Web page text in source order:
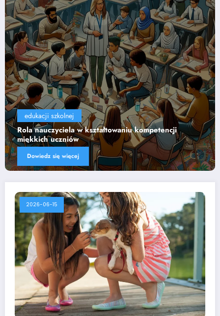
edukacji szkolnej
Wpływ technologii na efektywność nauczania
Dowiedz się więcej
2026-06-15